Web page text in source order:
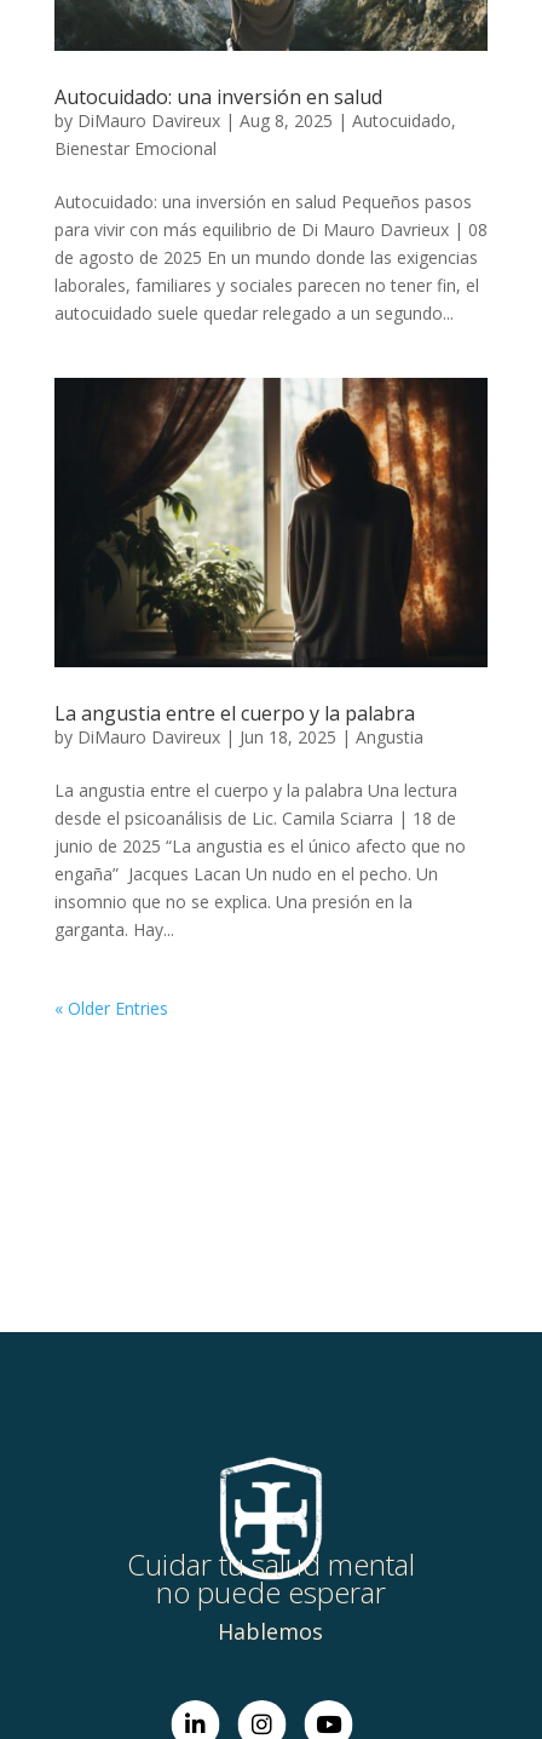
Autocuidado: una inversión en salud
by DiMauro Davireux| Aug 8, 2025 | Autocuidado,
Bienestar Emocional
Autocuidado: una inversión en salud Pequeños pasos
para vivir con más equilibrio de Di Mauro Davrieux | 08
de agosto de 2025 En un mundo donde las exigencias
laborales, familiares y sociales parecen no tener fin, el
autocuidado suele quedar relegado a un segundo...
La angustia entre el cuerpo y la palabra
by DiMauro Davireux| Jun 18, 2025 | Angustia
La angustia entre el cuerpo y la palabra Una lectura
desde el psicoanálisis de Lic. Camila Sciarra | 18 de
junio de 2025 “La angustia es el único afecto que no
engaña” Jacques Lacan Un nudo en el pecho. Un
insomnio que no se explica. Una presión en la
garganta. Hay...
« Older Entries
Cuidar tu salud mental
no puede esperar
Hablemos